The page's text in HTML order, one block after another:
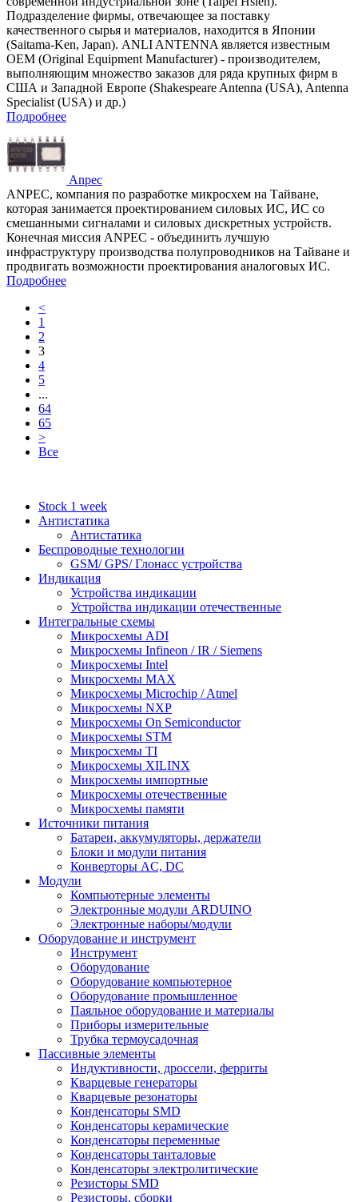
Подразделение фирмы, отвечающее за поставку
качественного сырья и материалов, находится в Японии
(Saitama-Ken, Japan). ANLI ANTENNA является известным
OEM (Original Equipment Manufacturer) - производителем,
выполняющим множество заказов для ряда крупных фирм в
США и Западной Европе (Shakespeare Antenna (USA), Antenna
Specialist (USA) и др.)
Подробнее
Anpec
ANPEC, компания по разработке микросхем на Тайване,
которая занимается проектированием силовых ИС, ИС со
смешанными сигналами и силовых дискретных устройств.
Конечная миссия ANPEC - объединить лучшую
инфраструктуру производства полупроводников на Тайване и
продвигать возможности проектирования аналоговых ИС.
Подробнее
<
1
2
3
4
5
...
64
65
>
Все
Stock 1 week
Антистатика
Антистатика
Беспроводные технологии
GSM/ GPS/ Глонасс устройства
Индикация
Устройства индикации
Устройства индикации отечественные
Интегральные схемы
Микросхемы ADI
Микросхемы Infineon / IR / Siemens
Микросхемы Intel
Микросхемы MAX
Микросхемы Microchip / Atmel
Микросхемы NXP
Микросхемы On Semiconductor
Микросхемы STM
Микросхемы TI
Микросхемы XILINX
Микросхемы импортные
Микросхемы отечественные
Микросхемы памяти
Источники питания
Батареи, аккумуляторы, держатели
Блоки и модули питания
Конверторы AC, DC
Модули
Компьютерные элементы
Электронные модули ARDUINO
Электронные наборы/модули
Оборудование и инструмент
Инструмент
Оборудование
Оборудование компьютерное
Оборудование промышленное
Паяльное оборудование и материалы
Приборы измерительные
Трубка термоусадочная
Пассивные элементы
Индуктивности, дроссели, ферриты
Кварцевые генераторы
Кварцевые резонаторы
Конденсаторы SMD
Конденсаторы керамические
Конденсаторы переменные
Конденсаторы танталовые
Конденсаторы электролитические
Резисторы SMD
Резисторы, сборки